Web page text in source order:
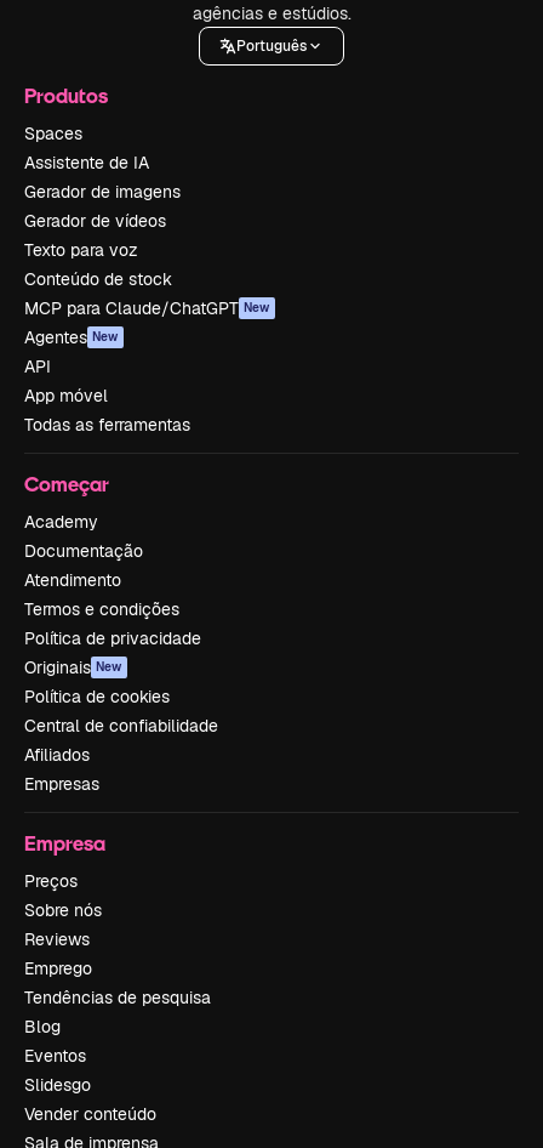
agências e estúdios.
Português
Produtos
Spaces
Assistente de IA
Gerador de imagens
Gerador de vídeos
Texto para voz
Conteúdo de stock
MCP para Claude/ChatGPT New
Agentes New
API
App móvel
Todas as ferramentas
Começar
Academy
Documentação
Atendimento
Termos e condições
Política de privacidade
Originais New
Política de cookies
Central de confiabilidade
Afiliados
Empresas
Empresa
Preços
Sobre nós
Reviews
Emprego
Tendências de pesquisa
Blog
Eventos
Slidesgo
Vender conteúdo
Sala de imprensa